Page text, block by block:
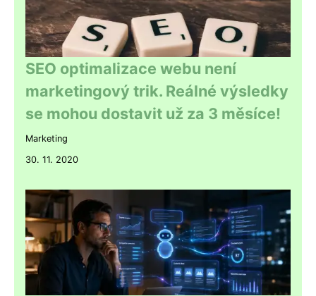
SEO optimalizace webu není
marketingový trik. Reálné výsledky
se mohou dostavit už za 3 měsíce!
Marketing
30. 11. 2020